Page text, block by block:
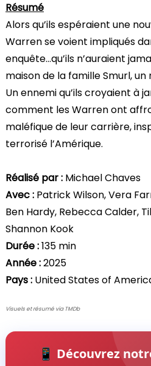
Résumé
Alors qu’ils espéraient une
Warren se voient impliqués
enquête…qu’ils n’auraient
maison de la famille Smurl,
Un ennemi qu’ils croyaient à
comment les Warren ont
maléfique de leur carrière,
terrorisé l’Amérique.
Réalisé par : Michael Chaves
Avec : Patrick Wilson, Vera
Ben Hardy, Rebecca Calder,
Shannon Kook
Durée :135 min
Année :2025
Pays : United States of
Visuels et résumé via TMDb
📱 Découvrez